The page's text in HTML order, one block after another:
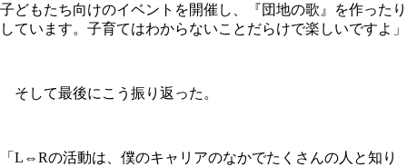
子どもたち向けのイベントを開催し、『団地の歌』を作ったり
しています。子育てはわからないことだらけで楽しいですよ」
そして最後にこう振り返った。
「L⇔Rの活動は、僕のキャリアのなかでたくさんの人と知り